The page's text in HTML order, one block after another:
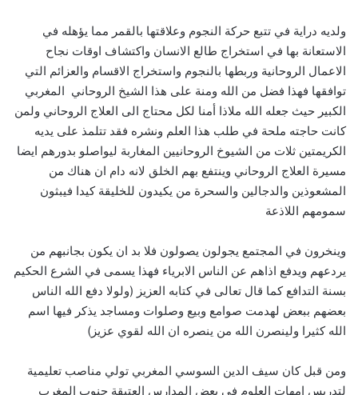
ولديه دراية في تتبع حركة النجوم وعلاقتها بالقمر مما يؤهله في
الاستعانة بها في استخراج طالع الانسان واكتشاف اوقات نجاح
الاعمال الروحانية وربطها بالنجوم واستخراج الاقسام والعزائم التي
توافقها فهذا فضل من الله ومنة على هذا الشيخ الروحاني المغربي
الكبير حيث جعله الله ملاذا أمنا لكل محتاج الى العلاج الروحاني ولمن
كانت حاجته ملحة في طلب هذا العلم ونشره فقد تتلمذ على يديه
الكريمتين ثلات من الشيوخ الروحانيين المغاربة ليواصلو بدورهم ايضا
مسيرة العلاج الروحاني وينتفع بهم الخلق لانه دام ان هناك من
المشعوذين والدجالين والسحرة من يكيدون للخليقة كيدا فيبثون
سمومهم اللاذعة
وينخرون في المجتمع يجولون يصولون فلا بد ان يكون بجانبهم من
يردعهم ويدفع اذاهم عن الناس الابرياء فهذا يسمى في الشرع الحكيم
بسنة التدافع كما قال تعالى في كتابه العزيز (ولولا دفع الله الناس
بعضهم ببعض لهدمت صوامع وبيع وصلوات ومساجد يذكر فيها اسم
الله كثيرا ولينصرن الله من ينصره ان الله لقوي عزيز)
ومن قبل كان سيف الدين السوسي المغربي تولي مناصب تعليمية
لتدريس امهات العلوم في بعض المدارس العتيقة جنوب المغرب